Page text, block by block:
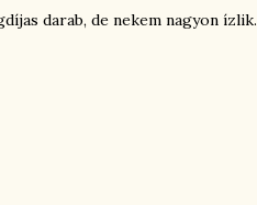
darab, de nekem nagyon ízlik.